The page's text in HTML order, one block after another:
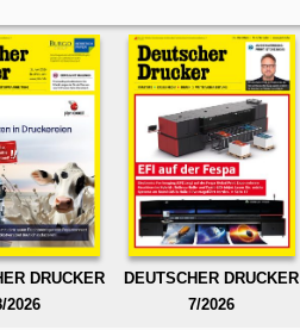
DRUCKER
2026
DEUTSCHER DRUCKER
7/2026